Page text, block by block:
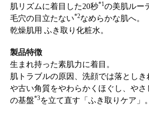
肌リズムに着目した20秒*1の美肌ルー
毛穴の目立たない*2なめらかな肌へ。
乾燥肌用 ふき取り化粧水。
製品特徴
生まれ持った素肌力に着目。
肌トラブルの原因、洗顔では落とし
や古い角質をやわらかくほぐし、やさ
の基盤*3を立て直す「ふき取りケア」。